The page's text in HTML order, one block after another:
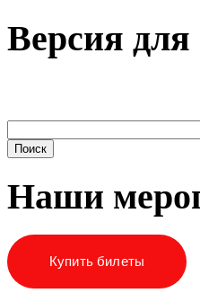
Версия
Наши
Купить билеты